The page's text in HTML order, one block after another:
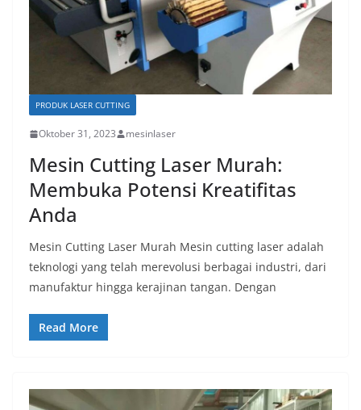
PRODUK LASER CUTTING
Oktober 31, 2023 mesinlaser
Mesin Cutting Laser Murah:
Membuka Potensi Kreatifitas
Anda
Mesin Cutting Laser Murah Mesin cutting laser adalah
teknologi yang telah merevolusi berbagai industri, dari
manufaktur hingga kerajinan tangan. Dengan
Read More